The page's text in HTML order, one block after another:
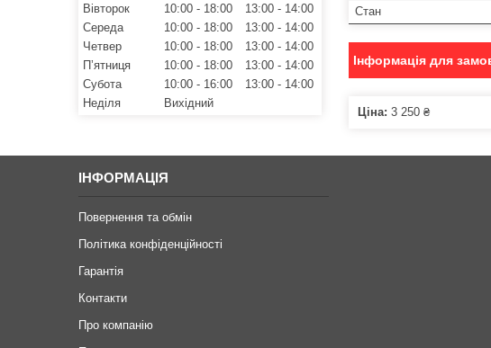
Стан
Інформація для
Ціна: 3 250 ₴
Вівторок
10:00 18:00 13:00
14:00
Середа
10:00 18:00 13:00
14:00
Четвер
10:00 18:00 13:00
14:00
Пʼятниця
10:00 18:00 13:00
14:00
Субота
10:00 16:00 13:00
14:00
Неділя
Вихідний
ІНФОРМАЦІЯ
Повернення та обмін
Політика конфіденційності
Гарантія
Контакти
Про компанію